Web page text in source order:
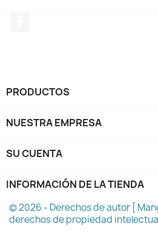
PRODUCTOS
NUESTRA EMPRESA
SU CUENTA
INFORMACIÓN DE LA TIENDA
© 2026 - Derechos de autor [
derechos de propiedad